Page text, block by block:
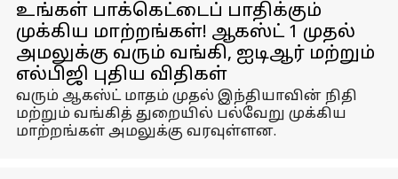
உங்கள் பாக்கெட்டைப் பாதிக்கும்
முக்கிய மாற்றங்கள்! ஆகஸ்ட் 1 முதல்
அமலுக்கு வரும் வங்கி, ஐடிஆர் மற்றும்
எல்பிஜி புதிய விதிகள்
வரும் ஆகஸ்ட் மாதம் முதல் இந்தியாவின் நிதி
மற்றும் வங்கித் துறையில் பல்வேறு முக்கிய
மாற்றங்கள் அமலுக்கு வரவுள்ளன.